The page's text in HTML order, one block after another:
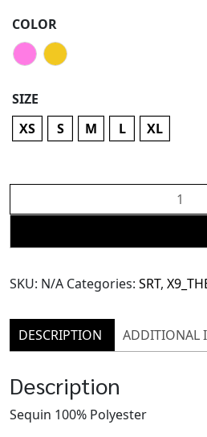
COLOR
SIZE
XS
S M L XL
Daydreams
Crop
Bra
quantity
SKU: N/A Categories: SRT,
DESCRIPTION ADDITIONAL
Description
Sequin 100% Polyester